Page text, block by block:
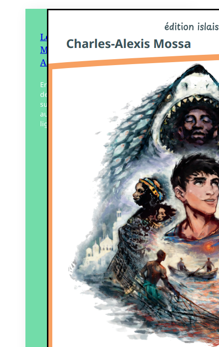
Le Requin ventriloque –
Mémoires d’un mousse en
Afrique
Erwan, adolescent de l’École des pêches
de l’île d’Yeu embarque comme mousse
sur un chalutier spécialisé dans la pêche
au thon. Un formidable récit dans la
lignée des…
Édition Islaise
01/03/2026